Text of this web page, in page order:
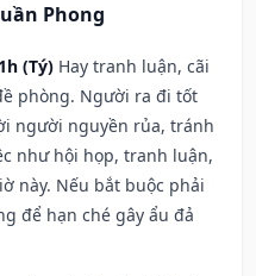
Phong
(Tý) Hay tranh luận, cãi
phòng. Người ra đi tốt
người nguyền rủa, tránh
như hội họp, tranh luận,
này. Nếu bắt buộc phải
để hạn ché gây ẩu đả